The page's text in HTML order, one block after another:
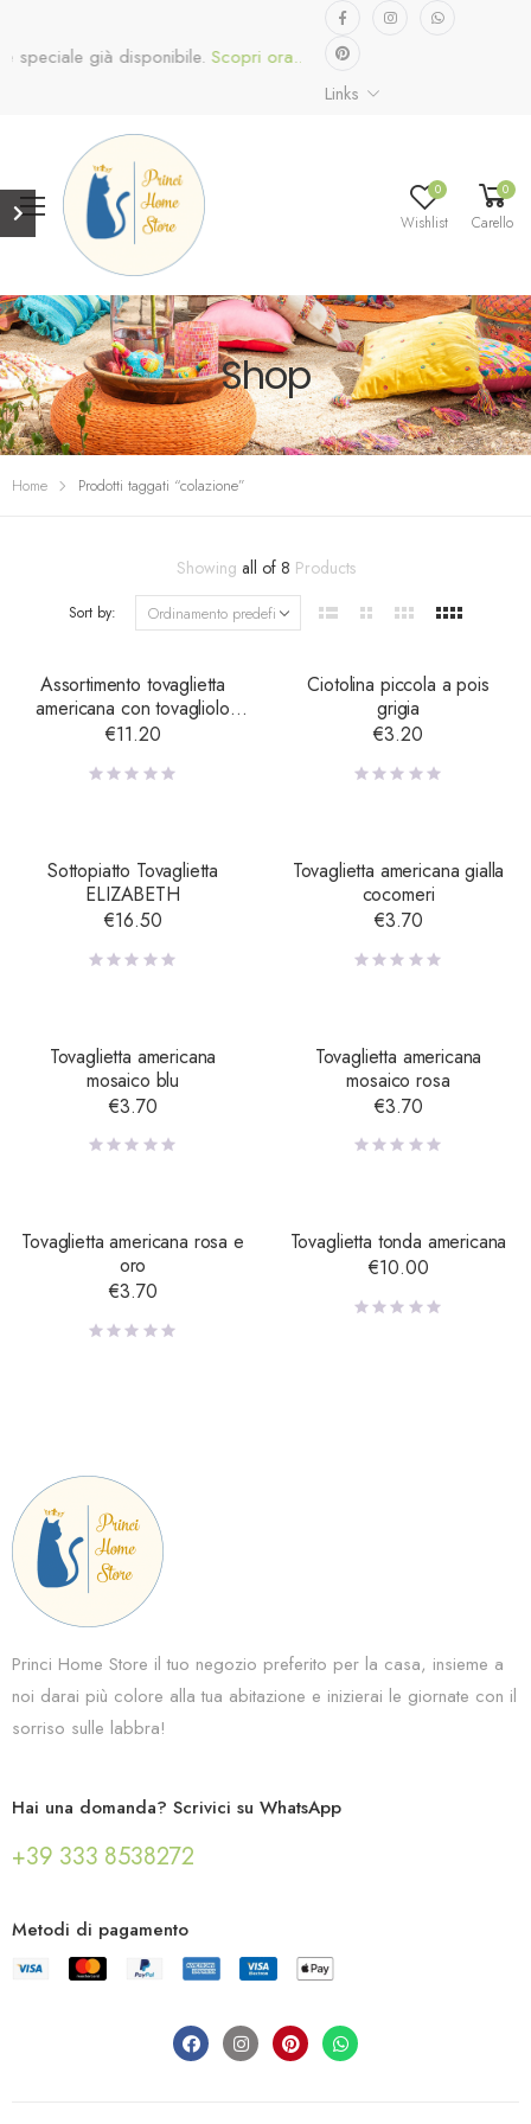
speciale già disponibile.Scopri ora...
Links
0
Wishlist
0
Carello
Shop
Home Prodotti taggati “colazione”
Showing all of 8 Products
Sort by:
Assortimento tovaglietta
americana con tovagliolo
Riccio 33X48
€11.20
Ciotolina piccola a pois
grigia
€3.20
Sottopiatto Tovaglietta
ELIZABETH
€16.50
Tovaglietta americana gialla
cocomeri
€3.70
Tovaglietta americana
mosaico blu
€3.70
Tovaglietta americana
mosaico rosa
€3.70
Tovaglietta americana rosa e
oro
€3.70
Tovaglietta tonda americana
€10.00
Princi Home Store il tuo negozio preferito per la casa, insieme a
noi darai più colore alla tua abitazione e inizierai le giornate con il
sorriso sulle labbra!
Hai una domanda? Scrivici su WhatsApp
+39 333 8538272
Metodi di pagamento